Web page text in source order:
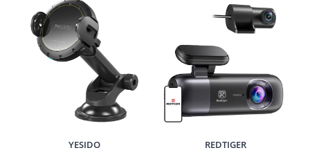
YESIDO
REDTIGER